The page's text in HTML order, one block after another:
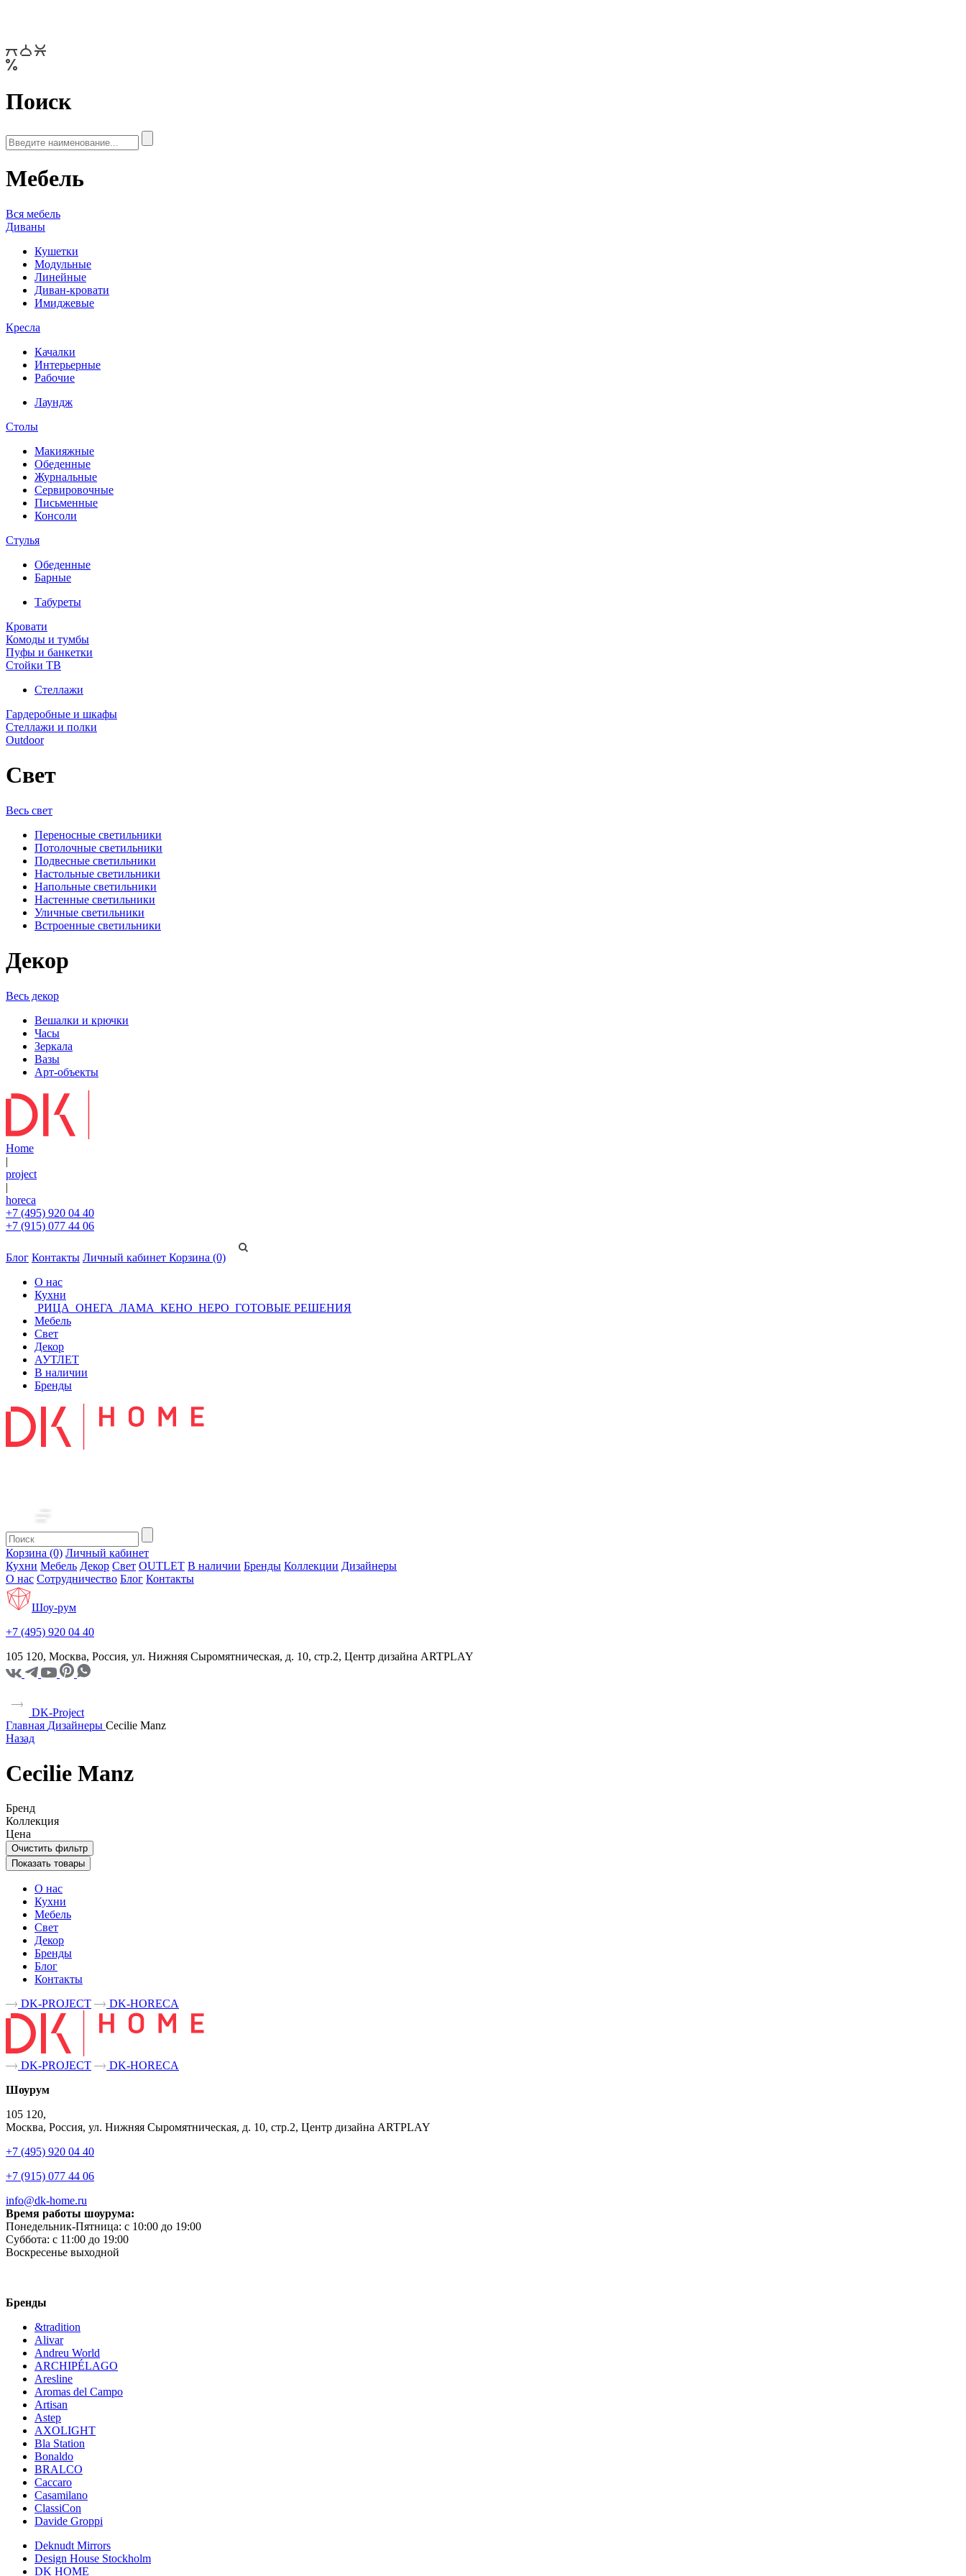
Поиск
Мебель
Вся мебель
Диваны
Кушетки
Модульные
Линейные
Диван-кровати
Имиджевые
Кресла
Качалки
Интерьерные
Рабочие
Лаундж
Столы
Макияжные
Обеденные
Журнальные
Сервировочные
Письменные
Консоли
Стулья
Обеденные
Барные
Табуреты
Кровати
Комоды и тумбы
Пуфы и банкетки
Стойки ТВ
Стеллажи
Гардеробные и шкафы
Стеллажи и полки
Outdoor
Свет
Весь свет
Переносные светильники
Потолочные светильники
Подвесные светильники
Настольные светильники
Напольные светильники
Настенные светильники
Уличные светильники
Встроенные светильники
Декор
Весь декор
Вешалки и крючки
Часы
Зеркала
Вазы
Арт-объекты
Home
|
project
|
horeca
+7 (495) 920 04 40
+7 (915) 077 44 06
Блог Контакты Личный кабинет Корзина (0)
О нас
Кухни
РИЦА ОНЕГА ЛАМА КЕНО НЕРО ГОТОВЫЕ РЕШЕНИЯ
Мебель
Свет
Декор
АУТЛЕТ
В наличии
Бренды
Корзина (0) Личный кабинет
Кухни Мебель Декор Свет OUTLET В наличии Бренды Коллекции Дизайнеры
О нас Сотрудничество Блог Контакты
Шоу-рум
+7 (495) 920 04 40
105 120, Москва, Россия, ул. Нижняя Сыромятническая, д. 10, стр.2, Центр дизайна ARTPLAY
DK-Project
Главная Дизайнеры Cecilie Manz
Назад
Cecilie Manz
Бренд
Коллекция
Цена
Очистить фильтр
Показать товары
О нас
Кухни
Мебель
Свет
Декор
Бренды
Блог
Контакты
DK-PROJECT
DK-HORECA
DK-PROJECT
DK-HORECA
Шоурум
105 120,
Москва, Россия, ул. Нижняя Сыромятническая, д. 10, стр.2, Центр дизайна ARTPLAY
+7 (495) 920 04 40
+7 (915) 077 44 06
info@dk-home.ru
Время работы шоурума:
Понедельник-Пятница: c 10:00 до 19:00
Суббота: c 11:00 до 19:00
Воскресенье выходной
Бренды
&tradition
Alivar
Andreu World
ARCHIPÉLAGO
Aresline
Aromas del Campo
Artisan
Astep
AXOLIGHT
Bla Station
Bonaldo
BRALCO
Caccaro
Casamilano
ClassiCon
Davide Groppi
Deknudt Mirrors
Design House Stockholm
DK HOME